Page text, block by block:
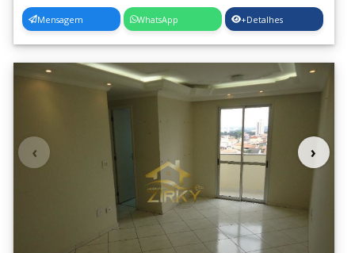
Mensagem WhatsApp +Detalhes
‹ ›